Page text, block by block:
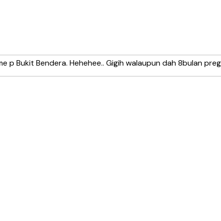
p Bukit Bendera. Hehehee.. Gigih walaupun dah 8bulan